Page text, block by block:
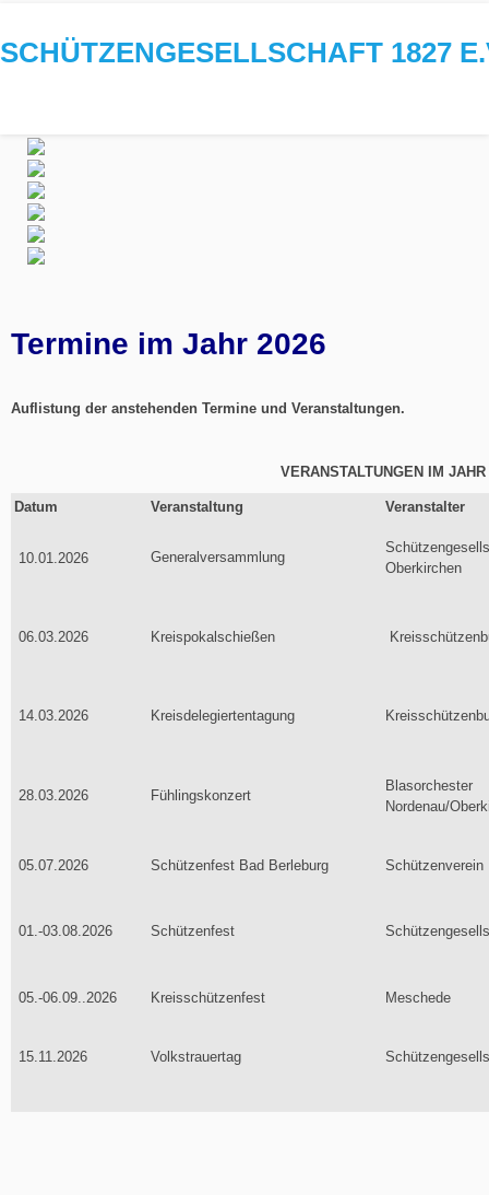
SCHÜTZENGESELLSCHAFT 1827
Termine im Jahr 2026
Auflistung der anstehenden Termine und Veranstaltungen.
VERANSTALTUNGEN IM JAHR
Datum Veranstaltung Veranstalter
10.01.2026 Generalversammlung
Oberkirchen
06.03.2026 Kreispokalschießen
14.03.2026 Kreisdelegiertentagung
28.03.2026 Fühlingskonzert
Blasorchester
Nordenau/
05.07.2026 Schützenfest Bad Berleburg Schützenverein
01.-03.08.2026 Schützenfest
05.-06.09..2026 Kreisschützenfest Meschede
15.11.2026 Volkstrauertag